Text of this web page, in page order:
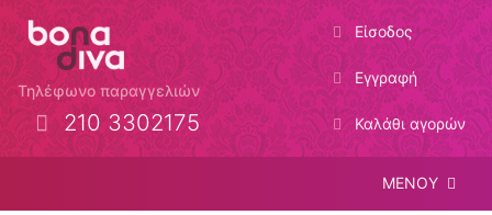
Τηλέφωνο παραγγελιών
210 3302175
Είσοδος
Εγγραφή
Καλάθι αγορών
ΜΕΝΟΥ